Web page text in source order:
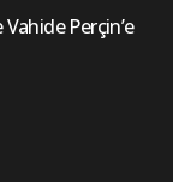
Perçin’e